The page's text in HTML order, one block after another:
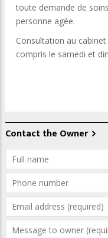
toute demande de
personne agée.
Consultation au
compris le samedi et
Contact the Owner